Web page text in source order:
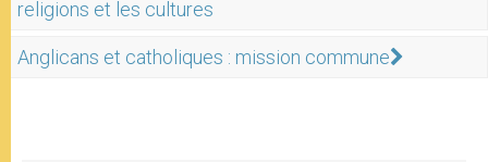
religions et les cultures
Anglicans et catholiques : mission commune